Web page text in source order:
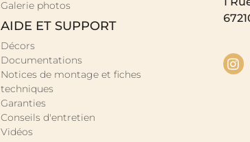
Galerie photos
AIDE ET SUPPORT
Décors
Documentations
Notices de montage et fiches
techniques
Garanties
Conseils d'entretien
Vidéos